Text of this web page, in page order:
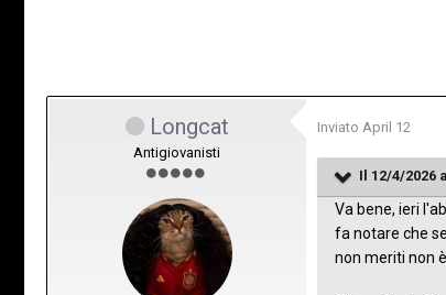
Longcat
Antigiovanisti
Inviato April 12
Il 12/4/2026
Va bene, ieri
fa notare che
non meriti non